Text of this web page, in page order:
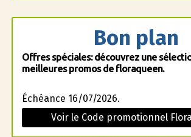
Bon plan
Offres spéciales: découvrez une
meilleures promos de floraqueen.
Échéance 16/07/2026.
Voir le Code promotionnel